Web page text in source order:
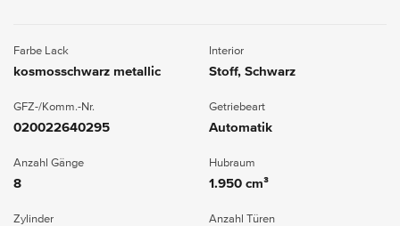
Farbe Lack
kosmosschwarz metallic
Interior
Stoff, Schwarz
GFZ-/Komm.-Nr.
020022640295
Getriebeart
Automatik
Anzahl Gänge
8
Hubraum
1.950 cm³
Zylinder Anzahl Türen